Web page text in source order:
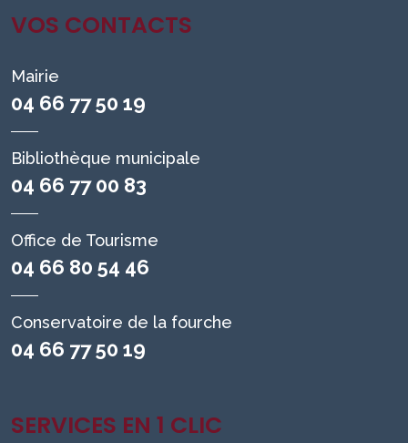
VOS CONTACTS
Mairie
04 66 77 50 19
Bibliothèque municipale
04 66 77 00 83
Office de Tourisme
04 66 80 54 46
Conservatoire de la fourche
04 66 77 50 19
SERVICES EN 1 CLIC